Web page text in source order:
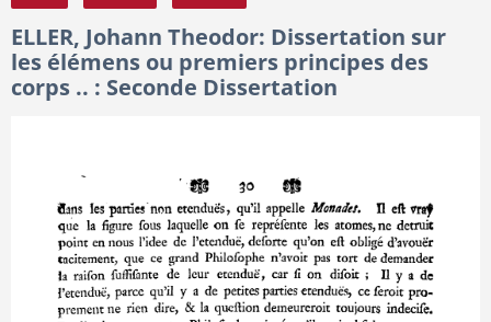
ELLER, Johann Theodor: Dissertation sur
les élémens ou premiers principes des
corps .. : Seconde Dissertation